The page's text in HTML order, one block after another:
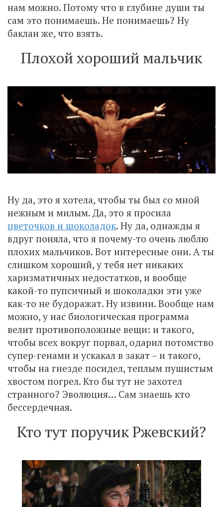
нам можно. Потому что в глубине души ты
сам это понимаешь. Не понимаешь? Ну
баклан же, что взять.
Плохой хороший мальчик
Ну да, это я хотела, чтобы ты был со мной
нежным и милым. Да, это я просила
цветочков и шоколадок. Ну да, однажды я
вдруг поняла, что я почему-то очень люблю
плохих мальчиков. Вот интересные они. А ты
слишком хороший, у тебя нет никаких
харизматичных недостатков, и вообще
какой-то пупсичный и шоколадки эти уже
как-то не будоражат. Ну извини. Вообще нам
можно, у нас биологическая программа
велит противоположные вещи: и такого,
чтобы всех вокруг порвал, одарил потомство
супер-генами и ускакал в закат – и такого,
чтобы на гнезде посидел, теплым пушистым
хвостом погрел. Кто бы тут не захотел
странного? Эволюция… Сам знаешь кто
бессердечная.
Кто тут поручик Ржевский?